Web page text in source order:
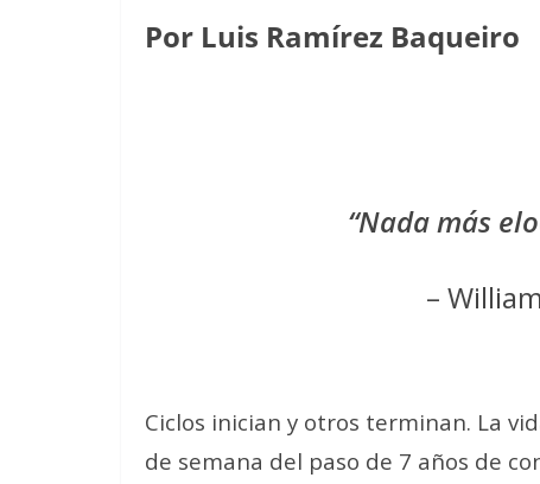
Por Luis Ramírez Baqueiro
“Nada más
–
Ciclos inician y otros terminan. La
de semana del paso de 7 años de